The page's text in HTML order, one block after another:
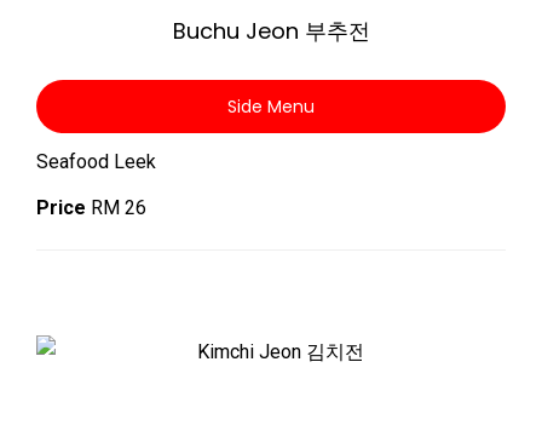
Buchu Jeon 부추전
Side Menu
Seafood Leek
Price RM 26